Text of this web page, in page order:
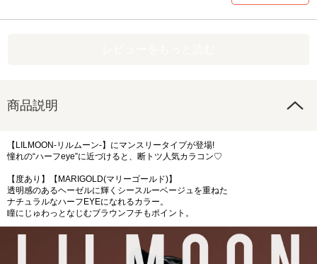
商品説明
【LILMOON-リルムーン-】にマンスリータイプが登場!
憧れの“ハーフeye”に近づけると、断トツ人気カラコン♡
【度あり】【MARIGOLD(マリーゴールド)】
透明感のあるヘーゼルに輝くシースルーベージュを重ねた
ナチュラルなハーフEYEになれるカラー。
瞳にじゅわっとなじむブラウンフチもポイント。